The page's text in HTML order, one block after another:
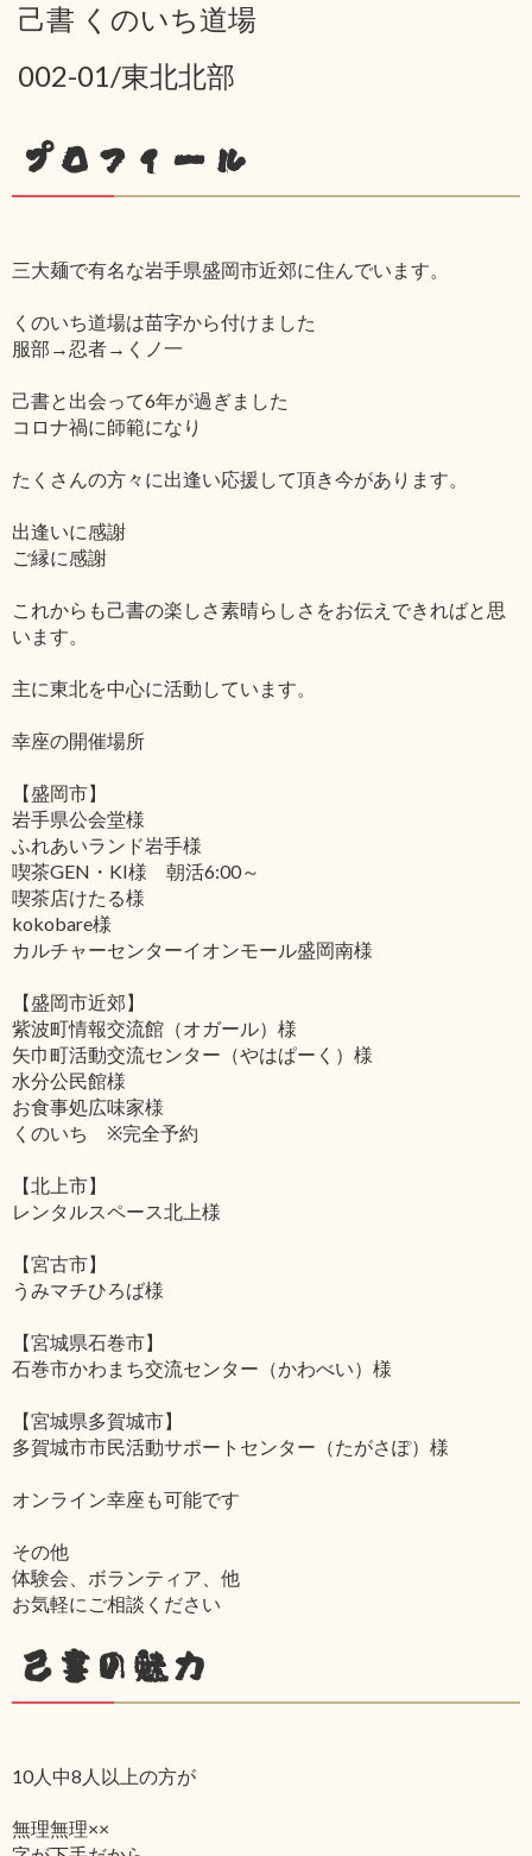
己書 くのいち道場
002-01/東北北部
プロフィール
三大麺で有名な岩手県盛岡市近郊に住んでいます。
くのいち道場は苗字から付けました
服部→忍者→くノ一
己書と出会って6年が過ぎました
コロナ禍に師範になり
たくさんの方々に出逢い応援して頂き今があります。
出逢いに感謝
ご縁に感謝
これからも己書の楽しさ素晴らしさをお伝えできればと思
います。
主に東北を中心に活動しています。
幸座の開催場所
【盛岡市】
岩手県公会堂様
ふれあいランド岩手様
喫茶GEN・KI様 朝活6:00～
喫茶店けたる様
kokobare様
カルチャーセンターイオンモール盛岡南様
【盛岡市近郊】
紫波町情報交流館（オガール）様
矢巾町活動交流センター（やはぱーく）様
水分公民館様
お食事処広味家様
くのいち ※完全予約
【北上市】
レンタルスペース北上様
【宮古市】
うみマチひろば様
【宮城県石巻市】
石巻市かわまち交流センター（かわべい）様
【宮城県多賀城市】
多賀城市市民活動サポートセンター（たがさぽ）様
オンライン幸座も可能です
その他
体験会、ボランティア、他
お気軽にご相談ください
己書の魅力
10人中8人以上の方が
無理無理××